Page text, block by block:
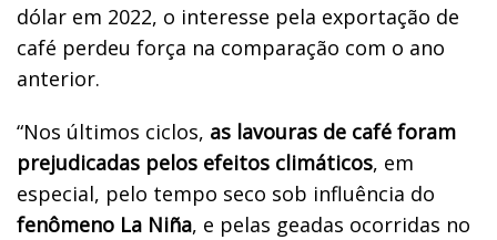
dólar em 2022, o interesse pela exportação de
café perdeu força na comparação com o ano
anterior.
“Nos últimos ciclos, as lavouras de café foram
prejudicadas pelos efeitos climáticos, em
especial, pelo tempo seco sob influência do
fenômeno La Niña, e pelas geadas ocorridas no